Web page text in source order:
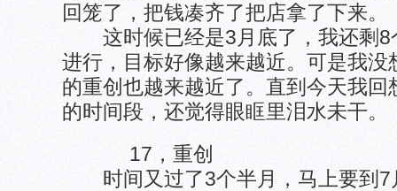
回笼了，把钱凑齐了把店拿了下来。
这时候已经是3月底了，我还剩8
进行，目标好像越来越近。可是我没
的重创也越来越近了。直到今天我
的时间段，还觉得眼眶里泪水未干。
17，重创
时间又过了3个半月，马上要到7